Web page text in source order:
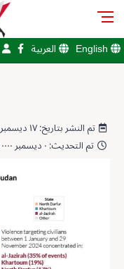
English العربية
تم النشر بتاريخ: ١٧ ديسمبر ٢٠٢٤ 17:11:45
تم التحديث: ٠ ديسمبر ٠٠٠٠ 00:00:00